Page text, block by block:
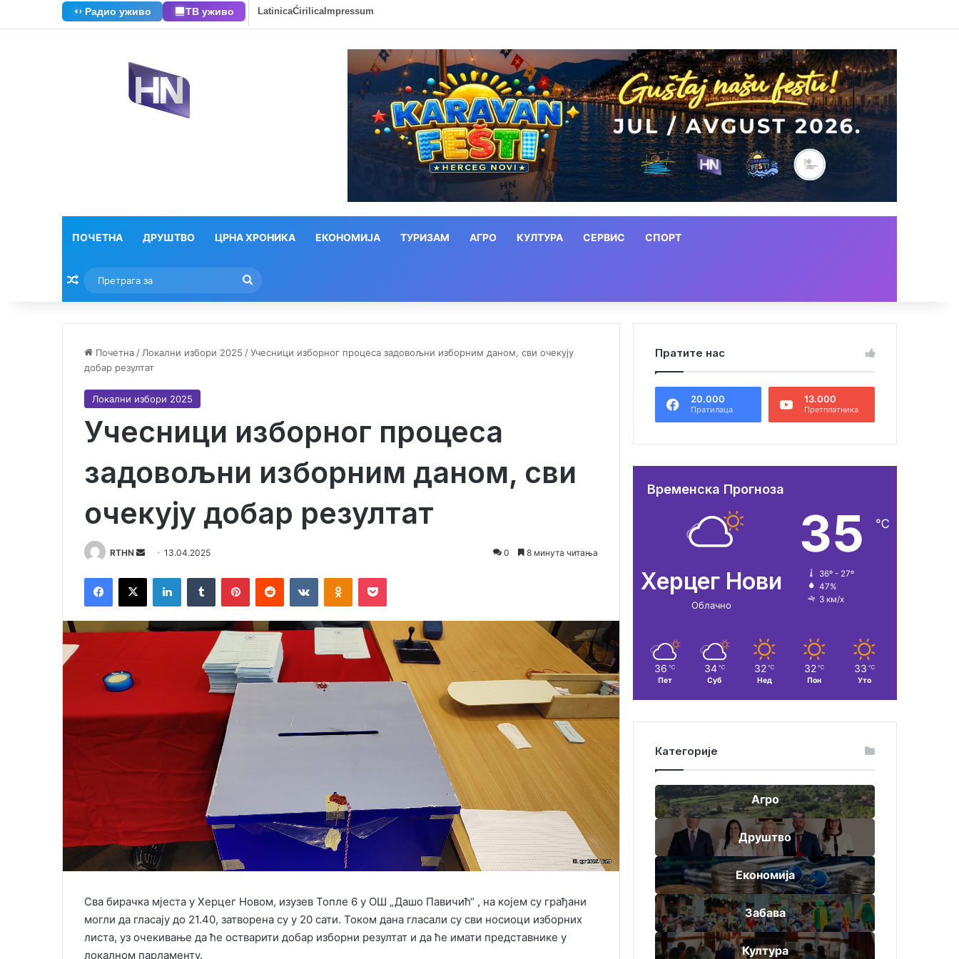
Радио уживо ТВ уживо LatinicaĆirilicaImpressum
ПОЧЕТНА ДРУШТВО ЦРНА ХРОНИКА ЕКОНОМИЈА ТУРИЗАМ АГРО КУЛТУРА СЕРВИС СПОРТ
Насумични текстови
за
Почетна / Локални избори 2025 /Учесници изборног процеса задовољни изборним даном, сви очекују
добар резултат
Локални избори 2025
Учесници изборног процеса
задовољни изборним даном, сви
очекују добар резултат
RTHN
d
a
13.04.2025 0 8 минута читања
Сва бирачка мјеста у Херцег Новом, изузев Топле 6 у ОШ „Дашо Павичић“ , на којем су грађани
могли да гласају до 21.40, затворена су у 20 сати. Током дана гласали су сви носиоци изборних
листа, уз очекивање да ће остварити добар изборни резултат и да ће имати представнике у
локалном парламенту.
Пратите нас
20.000
Пратилаца
13.000
Претплатника
Временска Прогноза
Херцег Нови
Облачно
35 ℃
36º - 27º
47%
3 км/х
36 ℃
Пет
34 ℃
Суб
32 ℃
Нед
32 ℃
Пон
33 ℃
Уто
Категорије
Агро
Друштво
Економија
Забава
Култура